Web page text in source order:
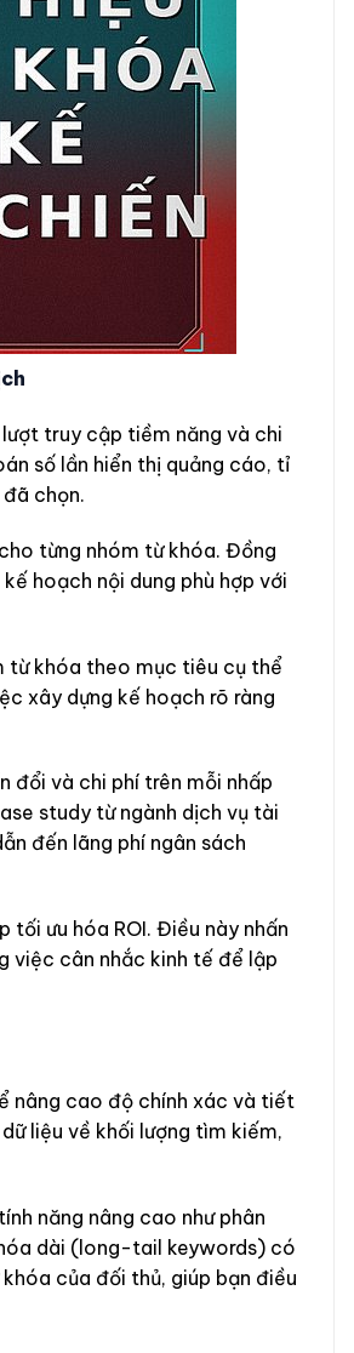
truy cập tiềm năng và chi
số lần hiển thị quảng cáo, tỉ
chọn.
từng nhóm từ khóa. Đồng
hoạch nội dung phù hợp với
từ khóa theo mục tiêu cụ thể
xây dựng kế hoạch rõ ràng
đổi và chi phí trên mỗi nhấp
study từ ngành dịch vụ tài
đến lãng phí ngân sách
ưu hóa ROI. Điều này nhấn
việc cân nhắc kinh tế để lập
nâng cao độ chính xác và tiết
liệu về khối lượng tìm kiếm,
năng nâng cao như phân
dài (long-tail keywords) có
của đối thủ, giúp bạn điều